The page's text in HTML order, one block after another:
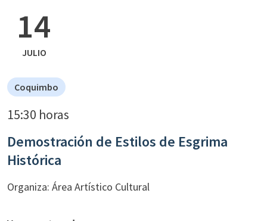
14
JULIO
Coquimbo
15:30 horas
Demostración de Estilos de Esgrima
Histórica
Organiza: Área Artístico Cultural